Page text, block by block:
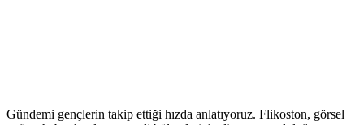
Gündemi gençlerin takip ettiği hızda anlatıyoruz. Flikoston, görsel